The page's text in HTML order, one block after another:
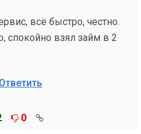
всё быстро, честно.
спокойно взял займ в 2
Ответить
0